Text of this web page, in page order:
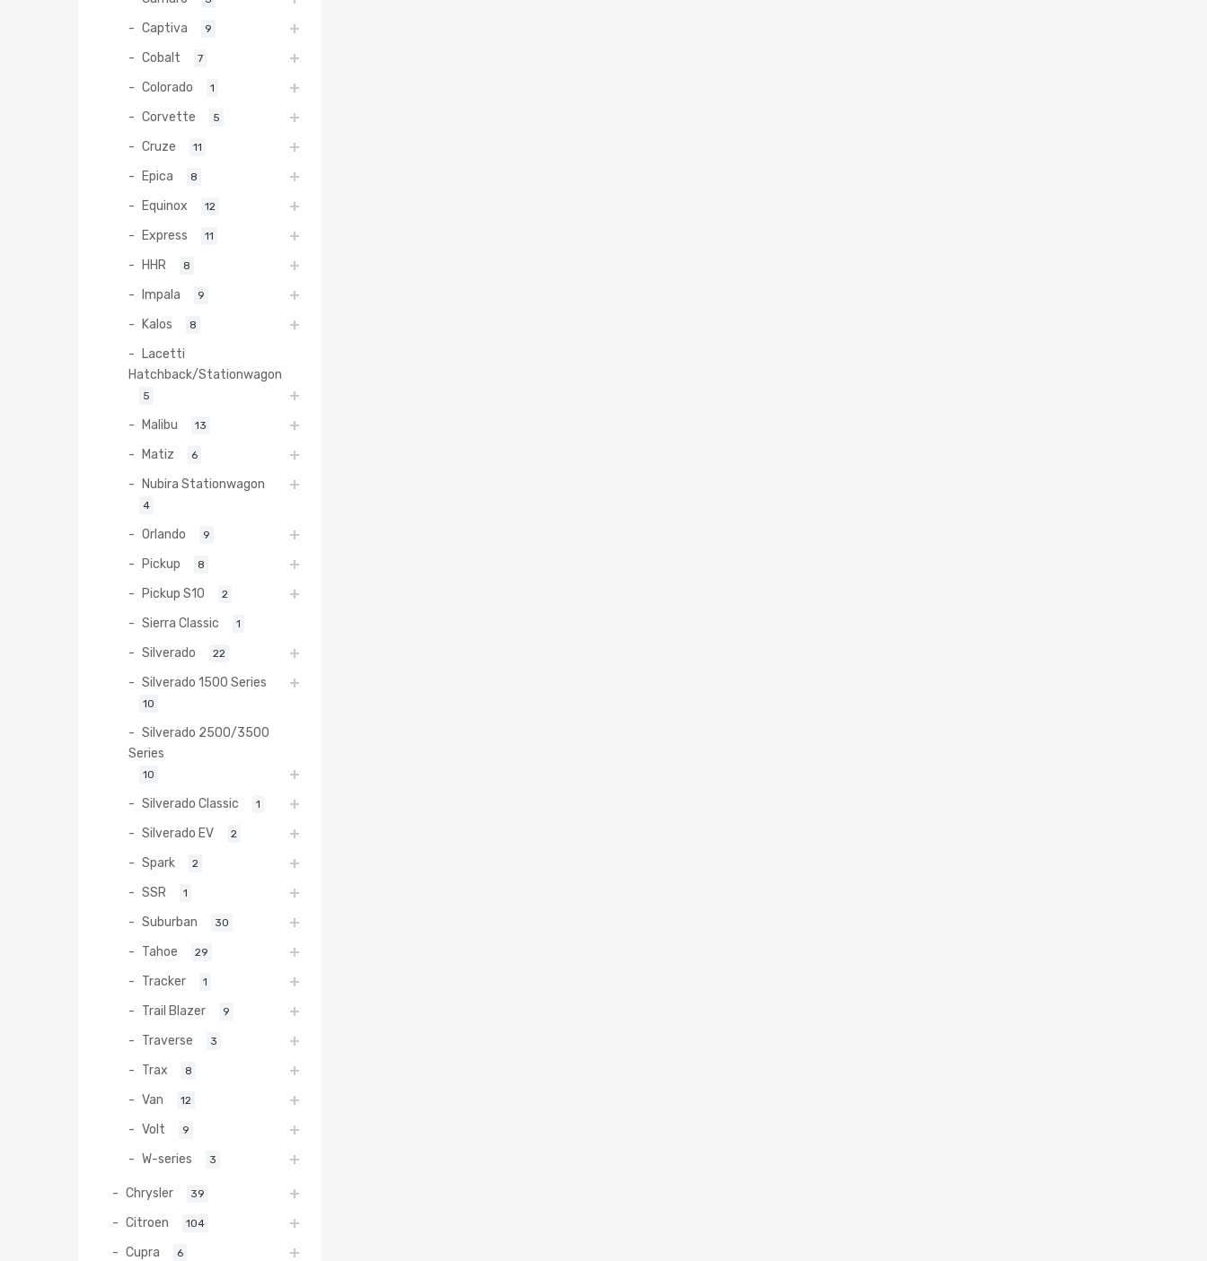
Captiva 9
Cobalt 7
Colorado 1
Corvette 5
Cruze 11
Epica 8
Equinox 12
Express 11
HHR 8
Impala 9
Kalos 8
Lacetti
Hatchback/Stationwagon
5
Malibu 13
Matiz 6
Nubira Stationwagon
4
Orlando 9
Pickup 8
Pickup S10 2
Sierra Classic 1
Silverado 22
Silverado 1500 Series
10
Silverado 2500/3500
Series
10
Silverado Classic 1
Silverado EV 2
Spark 2
SSR 1
Suburban 30
Tahoe 29
Tracker 1
Trail Blazer 9
Traverse 3
Trax 8
Van 12
Volt 9
W-series 3
Chrysler 39
Citroen 104
Cupra 6